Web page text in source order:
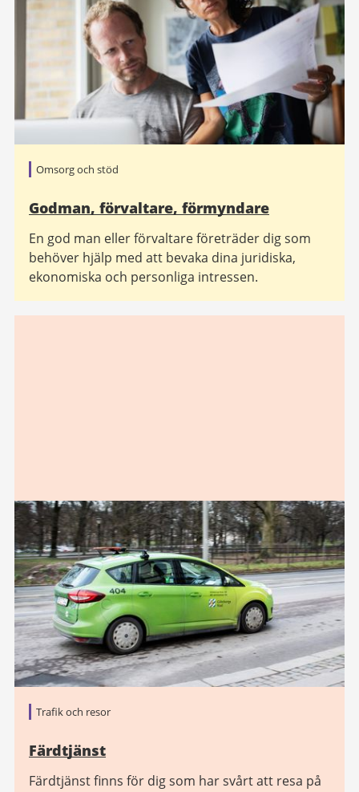
Omsorg och stöd
Godman, förvaltare, förmyndare
En god man eller förvaltare företräder dig som
behöver hjälp med att bevaka dina juridiska,
ekonomiska och personliga intressen.
Trafik och resor
Färdtjänst
Färdtjänst finns för dig som har svårt att resa på